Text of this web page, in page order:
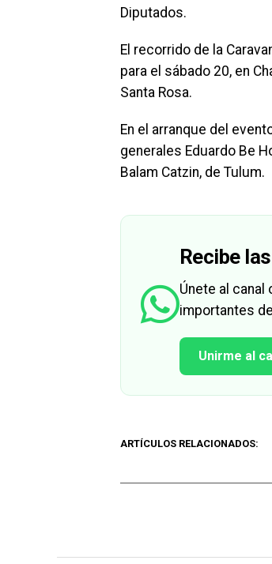
Diputados.
El recorrido de la
para el sábado 20, en
Santa Rosa.
En el arranque del
generales Eduardo Be
Balam Catzin, de Tulum.
Recibe
Únete al canal
importantes
Unirme al
ARTÍCULOS RELACIONADOS: